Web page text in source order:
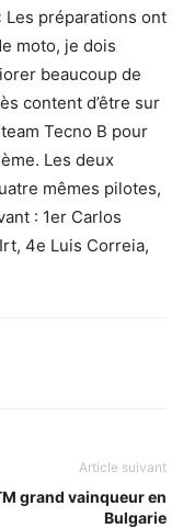
Les préparations ont
moto, je dois
beaucoup de
content d’être sur
Tecno B pour
Les deux
mêmes pilotes,
: 1er Carlos
4e Luis Correia,
Article suivant
grand vainqueur en
Bulgarie